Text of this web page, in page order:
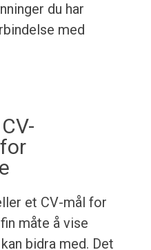
du har
med
et CV-mål for
måte å vise
bidra med. Det